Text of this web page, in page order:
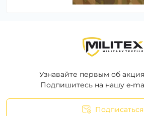
Узнавайте первым об
Подпишитесь на нашу e-
Подписаться